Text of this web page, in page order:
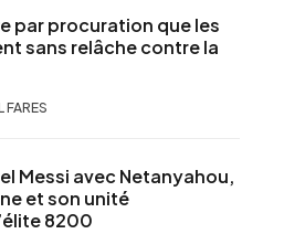
par procuration que les
sans relâche contre la
FARES
Messi avec Netanyahou,
et son unité
8200